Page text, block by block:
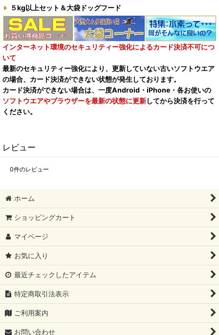
５kg以上セット＆大袋ドッグフード
インターネット環境のセキュリティー強化によるカード決済不可につ
いて
最新のセキュリティー強化により、更新していない古いソフトウエア
の場合、カード決済ができない状態が発生しております。
カード決済ができない場合は、一度Android・iPhone・各お使いの
ソフトウエアやブラウザーを最新の状態に更新してから決済を行って
ください。
レビュー
0件のレビュー
ホーム
ショッピングカート
マイページ
お気に入り
最近チェックしたアイテム
特定商取引法表示
ご利用案内
お問い合わせ